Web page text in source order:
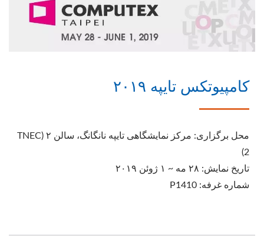
کامپیوتکس تایپه ۲۰۱۹
محل برگزاری: مرکز نمایشگاهی تایپه نانگانگ، سالن ۲ (TNEC
2)
تاریخ نمایش: ۲۸ مه ~ ۱ ژوئن ۲۰۱۹
شماره غرفه: P1410